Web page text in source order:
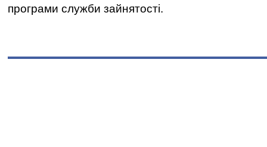
програми служби зайнятості.